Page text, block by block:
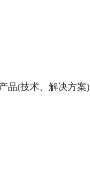
品(技术、解决方案)